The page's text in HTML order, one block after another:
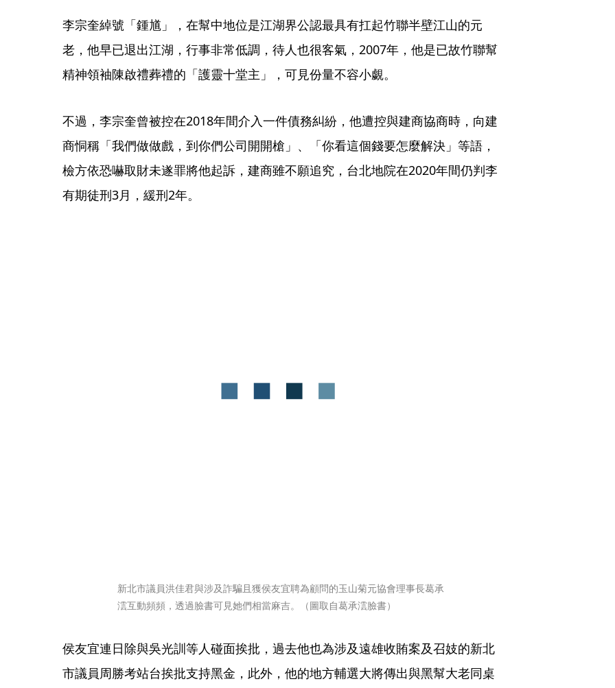
李宗奎綽號「鍾馗」，在幫中地位是江湖界公認最具有扛起竹聯半壁江山的元
老，他早已退出江湖，行事非常低調，待人也很客氣，2007年，他是已故竹聯幫
精神領袖陳啟禮葬禮的「護靈十堂主」，可見份量不容小覷。
不過，李宗奎曾被控在2018年間介入一件債務糾紛，他遭控與建商協商時，向建
商恫稱「我們做做戲，到你們公司開開槍」、「你看這個錢要怎麼解決」等語，
檢方依恐嚇取財未遂罪將他起訴，建商雖不願追究，台北地院在2020年間仍判李
有期徒刑3月，緩刑2年。
新北市議員洪佳君與涉及詐騙且獲侯友宜聘為顧問的玉山菊元協會理事長葛承
澐互動頻頻，透過臉書可見她們相當麻吉。（圖取自葛承澐臉書）
侯友宜連日除與吳光訓等人碰面挨批，過去他也為涉及遠雄收賄案及召妓的新北
市議員周勝考站台挨批支持黑金，此外，他的地方輔選大將傳出與黑幫大老同桌